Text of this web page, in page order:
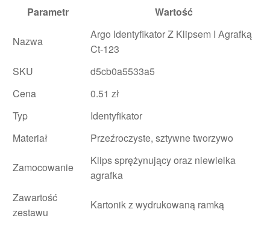
Parametr
Wartość
Nazwa
Argo Identyfikator Z Klipsem I Agrafką
Ct-123
SKU
d5cb0a5533a5
Cena
0.51 zł
Typ
Identyfikator
Materiał
Przeźroczyste, sztywne tworzywo
Zamocowanie
Klips sprężynujący oraz niewielka
agrafka
Zawartość
zestawu
Kartonik z wydrukowaną ramką